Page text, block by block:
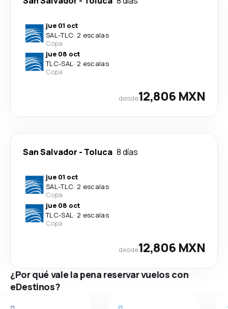
jue 01 oct
SAL-TLC· 2 escalas
Copa
jue 08 oct
TLC-SAL· 2 escalas
Copa
desde12,806 MXN
San Salvador - Toluca 8 días
jue 01 oct
SAL-TLC· 2 escalas
Copa
jue 08 oct
TLC-SAL· 2 escalas
Copa
desde12,806 MXN
¿Por qué vale la pena reservar vuelos con
eDestinos?